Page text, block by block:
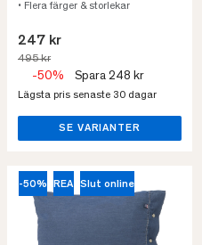
• Flera färger & storlekar
247 kr
495 kr
-50% Spara 248 kr
Lägsta pris senaste 30 dagar
SE VARIANTER
-50% REA Slut online